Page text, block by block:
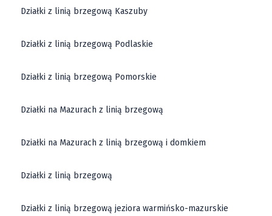
budowlana w Janowicach Wielkich to nie tylko idealne
przyszłość, ze względu na rozwijającą się
regionem.
Wielkich - Perspektywy i Możliwości
Działki budowlane dostępne w ofercie Janowic
Działki z linią brzegową Kaszuby
Działki z linią brzegową Podlaskie
Działki z linią brzegową Pomorskie
Działki na Mazurach z linią brzegową
Działki na Mazurach z linią brzegową i domkiem
Działki z linią brzegową
Działki z linią brzegową jeziora warmińsko-mazurskie